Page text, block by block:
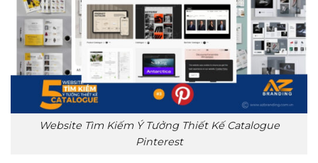
Website Tìm Kiếm Ý Tưởng Thiết Kế Catalogue
Pinterest